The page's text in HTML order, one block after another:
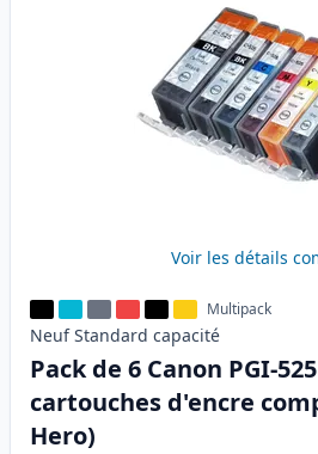
Voir les détails
Multipack
Neuf Standard capacité
Pack de 6 Canon PGI-
cartouches d'encre
Hero)